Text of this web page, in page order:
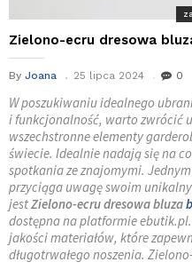
Zielono-ecru dresowa
By Joana 25 lipca 2024 0
W poszukiwaniu idealnego
i funkcjonalność, warto zwrócić
wszechstronne elementy
świecie. Idealnie nadają się na
spotkania ze znajomymi.
przyciąga uwagę swoim
jestZielono-ecru dresowa bluza
dostępna na platformie
jakości materiałów, które
długotrwałego noszenia.